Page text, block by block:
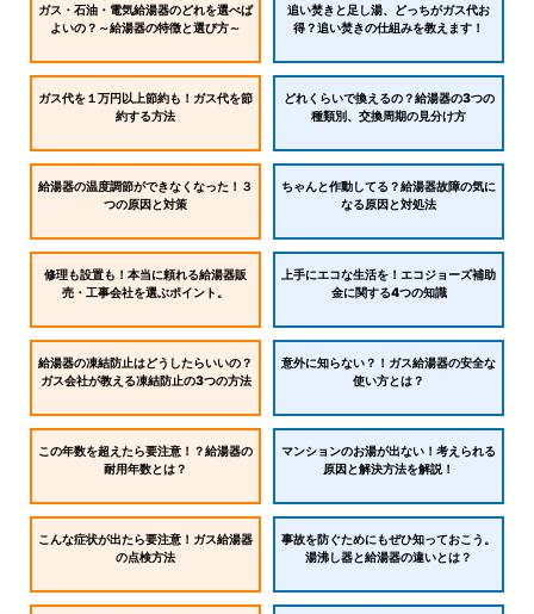
ガス・石油・電気給湯器のどれを選べば
よいの？～給湯器の特徴と選び方～
追い焚きと足し湯、どっちがガス代お
得？追い焚きの仕組みを教えます！
ガス代を１万円以上節約も！ガス代を節
約する方法
どれくらいで換えるの？給湯器の3つの
種類別、交換周期の見分け方
給湯器の温度調節ができなくなった！３
つの原因と対策
ちゃんと作動してる？給湯器故障の気に
なる原因と対処法
修理も設置も！本当に頼れる給湯器販
売・工事会社を選ぶポイント。
上手にエコな生活を！エコジョーズ補助
金に関する4つの知識
給湯器の凍結防止はどうしたらいいの？
ガス会社が教える凍結防止の3つの方法
意外に知らない？！ガス給湯器の安全な
使い方とは？
この年数を超えたら要注意！？給湯器の
耐用年数とは？
マンションのお湯が出ない！考えられる
原因と解決方法を解説！
こんな症状が出たら要注意！ガス給湯器
の点検方法
事故を防ぐためにもぜひ知っておこう。
湯沸し器と給湯器の違いとは？